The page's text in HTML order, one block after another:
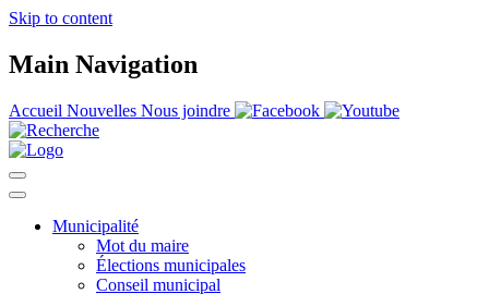
Skip to content
Main Navigation
Accueil Nouvelles Nous joindre
Municipalité
Mot du maire
Élections municipales
Conseil municipal